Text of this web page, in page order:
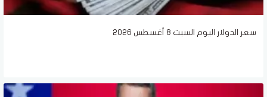
سعر الدولار اليوم السبت 8 أغسطس 2026